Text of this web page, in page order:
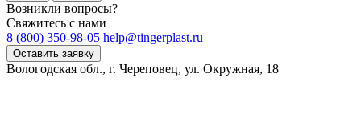
Возникли вопросы?
Свяжитесь с нами
8 (800) 350-98-05 help@tingerplast.ru
Оставить заявку
Вологодская обл., г. Череповец, ул. Окружная, 18